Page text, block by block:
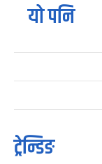
यो पनि
ट्रेन्डिङ